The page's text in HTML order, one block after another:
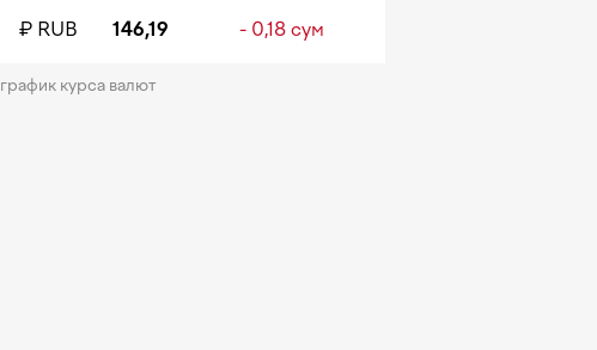
₽ RUB
146,19 - 0,18 сум
график курса валют